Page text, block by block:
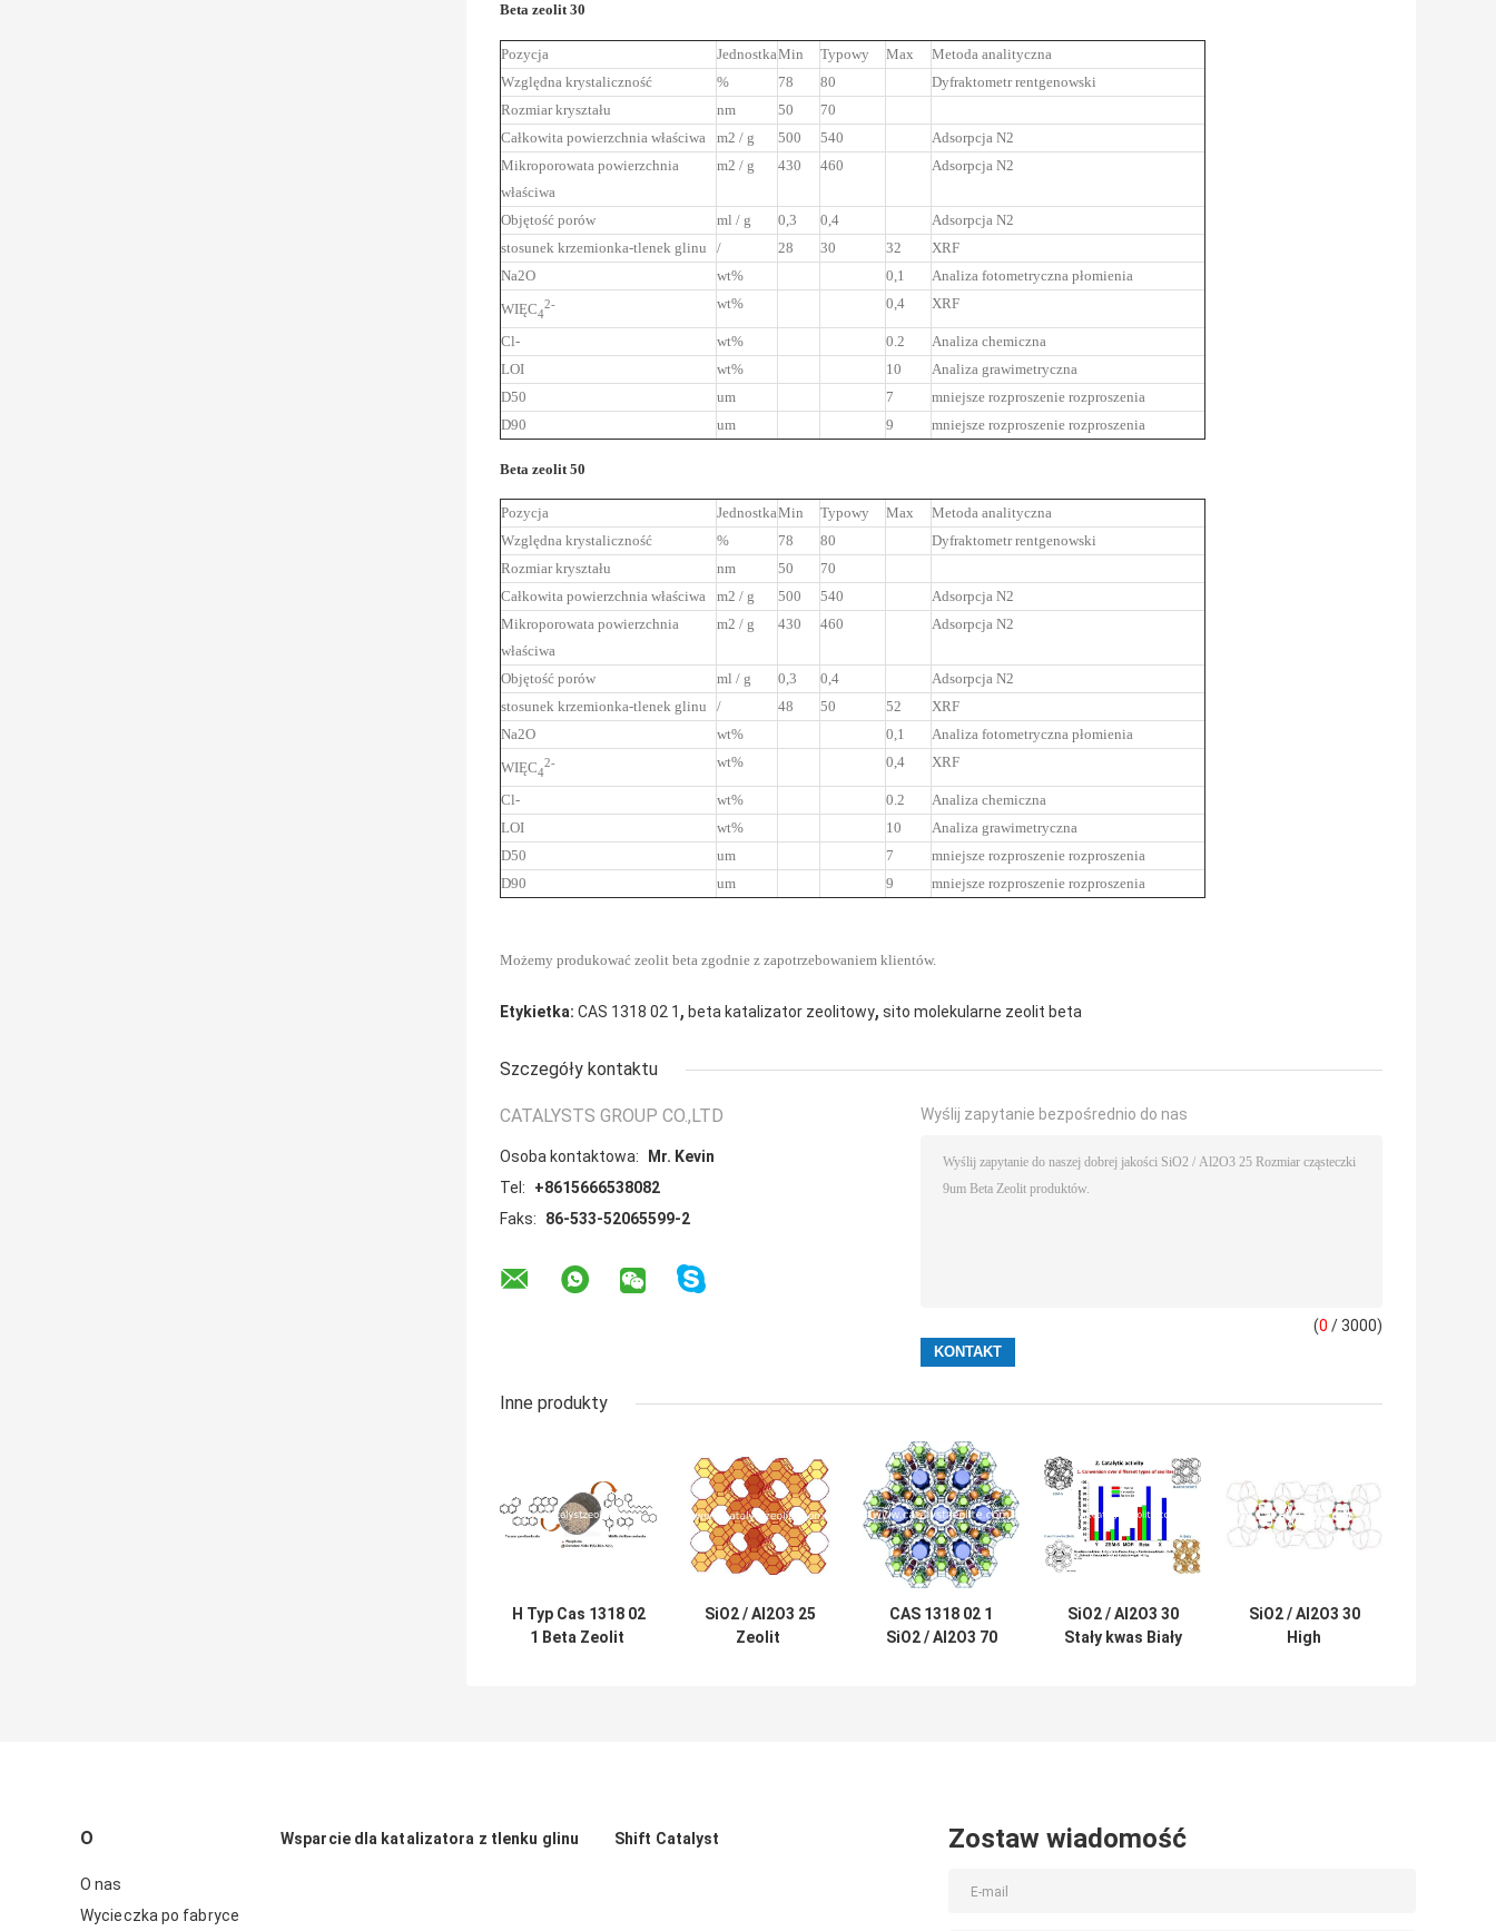
Beta zeolit ​​30
Pozycja JednostkaMin Typowy Max
Metoda analityczna
Względna krystaliczność
% 78 80
Dyfraktometr rentgenowski
Rozmiar kryształu
nm 50
70
Całkowita powierzchnia właściwa
m2 / g 500 540
Adsorpcja N2
Mikroporowata powierzchnia
właściwa
m2 / g 430 460 Adsorpcja N2
Objętość porów ml / g 0,3 0,4
Adsorpcja N2
stosunek krzemionka-tlenek glinu
/ 28 30 32
XRF
Na2O
wt% 0,1 Analiza fotometryczna płomienia
WIĘC4
2- wt% 0,4 XRF
Cl- wt% 0.2
Analiza chemiczna
LOI
wt% 10
Analiza grawimetryczna
D50
um 7
mniejsze rozproszenie rozproszenia
D90
um 9 mniejsze rozproszenie rozproszenia
Beta zeolit ​​50
Pozycja JednostkaMin Typowy Max
Metoda analityczna
Względna krystaliczność
% 78 80
Dyfraktometr rentgenowski
Rozmiar kryształu
nm 50
70
Całkowita powierzchnia właściwa
m2 / g 500 540
Adsorpcja N2
Mikroporowata powierzchnia
właściwa
m2 / g 430 460 Adsorpcja N2
Objętość porów ml / g 0,3 0,4
Adsorpcja N2
stosunek krzemionka-tlenek glinu
/ 48 50 52
XRF
Na2O
wt% 0,1 Analiza fotometryczna płomienia
WIĘC4
2- wt% 0,4 XRF
Cl- wt% 0.2
Analiza chemiczna
LOI
wt% 10
Analiza grawimetryczna
D50
um 7
mniejsze rozproszenie rozproszenia
D90
um 9 mniejsze rozproszenie rozproszenia
Możemy produkować zeolit ​​beta zgodnie z zapotrzebowaniem klientów.
Etykietka: CAS 1318 02 1 , beta katalizator zeolitowy, sito molekularne zeolit ​​beta
Szczegóły kontaktu
CATALYSTS GROUP CO.,LTD
Osoba kontaktowa:
Mr. Kevin
Tel:
+8615666538082
Faks:
86-533-52065599-2
Wyślij zapytanie bezpośrednio do nas
(0 / 3000)
Inne produkty
H Typ Cas 1318 02
1 Beta Zeolit ​​
SiO2 / Al2O3 25
Zeolit ​​
CAS 1318 02 1
SiO2 / Al2O3 70
SiO2 / Al2O3 30
Stały kwas Biały
SiO2 / Al2O3 30
High
O
O nas
Wycieczka po fabryce
Wsparcie dla katalizatora z tlenku glinu Shift Catalyst Zostaw wiadomość